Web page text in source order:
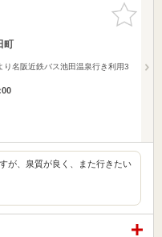
お気に入
りに追加
町
り名阪近鉄バス池田温泉行き利用3
が、泉質が良く、また行きたい